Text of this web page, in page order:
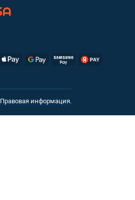
Правовая информация.